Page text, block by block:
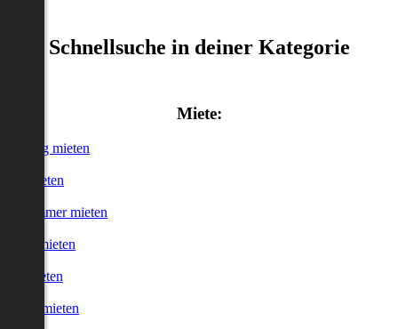
Schnellsuche in deiner Kategorie
Miete:
mieten
mieten
Zimmer mieten
mieten
mieten